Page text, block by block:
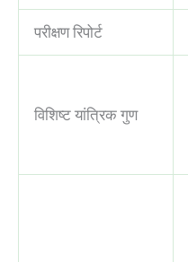
परीक्षण रिपोर्ट
विशिष्ट यांत्रिक गुण